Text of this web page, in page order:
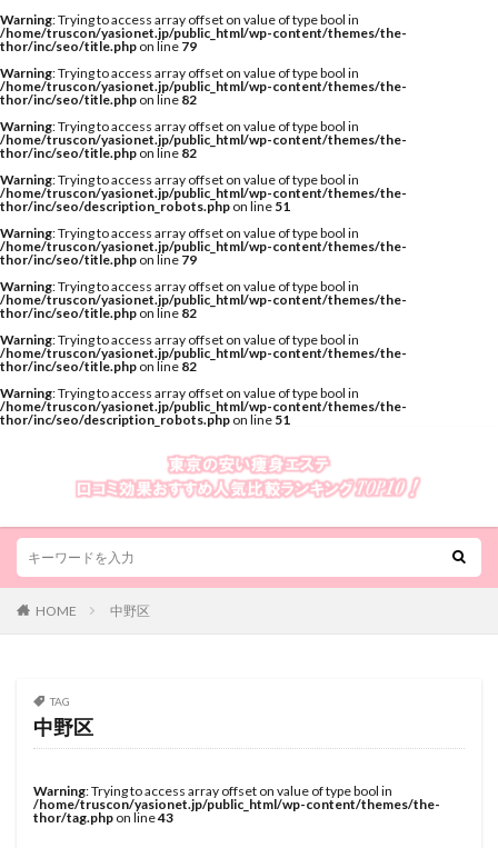
Warning: Trying to access array offset on value of type bool in
/home/truscon/yasionet.jp/public_html/wp-content/themes/the-
thor/inc/seo/title.php on line 79
Warning: Trying to access array offset on value of type bool in
/home/truscon/yasionet.jp/public_html/wp-content/themes/the-
thor/inc/seo/title.php on line 82
Warning: Trying to access array offset on value of type bool in
/home/truscon/yasionet.jp/public_html/wp-content/themes/the-
thor/inc/seo/title.php on line 82
Warning: Trying to access array offset on value of type bool in
/home/truscon/yasionet.jp/public_html/wp-content/themes/the-
thor/inc/seo/description_robots.php on line 51
Warning: Trying to access array offset on value of type bool in
/home/truscon/yasionet.jp/public_html/wp-content/themes/the-
thor/inc/seo/title.php on line 79
Warning: Trying to access array offset on value of type bool in
/home/truscon/yasionet.jp/public_html/wp-content/themes/the-
thor/inc/seo/title.php on line 82
Warning: Trying to access array offset on value of type bool in
/home/truscon/yasionet.jp/public_html/wp-content/themes/the-
thor/inc/seo/title.php on line 82
Warning: Trying to access array offset on value of type bool in
/home/truscon/yasionet.jp/public_html/wp-content/themes/the-
thor/inc/seo/description_robots.php on line 51
HOME 中野区
TAG
中野区
Warning: Trying to access array offset on value of type bool in
/home/truscon/yasionet.jp/public_html/wp-content/themes/the-
thor/tag.php on line43